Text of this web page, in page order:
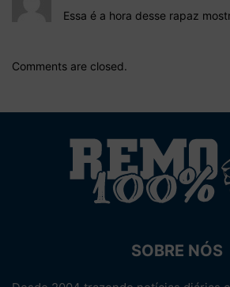
Essa é a hora desse rapaz
Comments are closed.
SOBRE NÓS